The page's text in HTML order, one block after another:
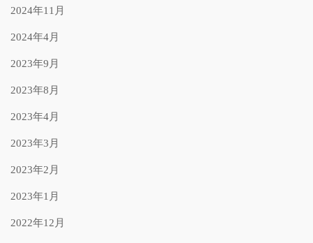
2024年11月
2024年4月
2023年9月
2023年8月
2023年4月
2023年3月
2023年2月
2023年1月
2022年12月